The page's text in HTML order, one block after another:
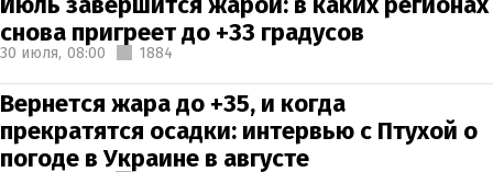
снова пригреет до +33 градусов
30 июля, 08:00 1884
Вернется жара до +35, и когда
прекратятся осадки: интервью с Птухой о
погоде в Украине в августе